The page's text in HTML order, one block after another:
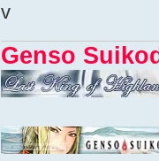
v
Genso